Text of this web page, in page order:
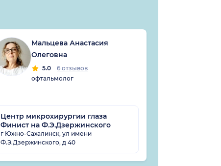
Мальцева Анастасия
Олеговна
5.0
6 отзывов
офтальмолог
Центр микрохирургии глаза
Финист на Ф.Э.Дзержинского
г Южно-Сахалинск, ул имени
Ф.Э.Дзержинского, д 40